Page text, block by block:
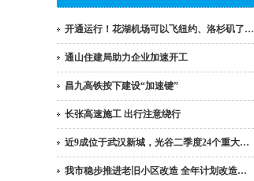
开通运行！花湖机场可以飞纽约、洛杉矶了…
通山住建局助力企业加速开工
昌九高铁按下建设“加速键”
长张高速施工 出行注意绕行
近9成位于武汉新城，光谷二季度24个重大…
我市稳步推进老旧小区改造 全年计划改造…